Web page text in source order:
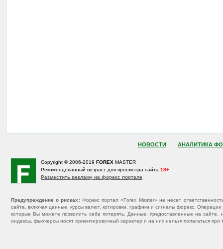
НОВОСТИ АНАЛИТИКА
Copyright © 2006-2019 FOREX MASTER
Рекомендованный возраст для просмотра сайта 18+
Разместить рекламу на форекс портале
Предупреждение о рисках : Форекс портал «Forex Master» не несет
сайте, включая данные, курсы валют, котировки, графики и сигналы форекс.
которые Вы можете позволить себе потерять. Данные, предоставленные на
индексы, фьючерсы носят ориентировочный характер и на них нельзя полагаться при